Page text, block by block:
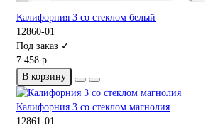
Калифорния 3 со стеклом белый
12860-01
Под заказ ✓
7 458 р
В корзину
Калифорния 3 со стеклом магнолия
12861-01